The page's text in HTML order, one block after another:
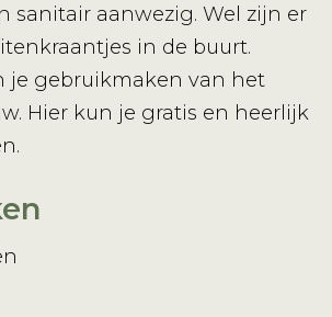
sanitair aanwezig. Wel zijn er
in de buurt.
je gebruikmaken van het
Hier kun je gratis en heerlijk